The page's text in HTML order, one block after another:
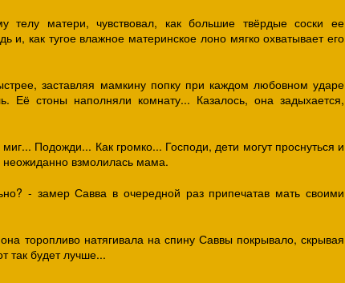
телу матери, чувствовал, как большие твёрдые соски ее
и, как тугое влажное материнское лоно мягко охватывает его
заставляя мамкину попку при каждом любовном ударе
Её стоны наполняли комнату... Казалось, она задыхается,
Подожди... Как громко... Господи, дети могут проснуться и
неожиданно взмолилась мама.
- замер Савва в очередной раз припечатав мать своими
торопливо натягивала на спину Саввы покрывало, скрывая
так будет лучше...